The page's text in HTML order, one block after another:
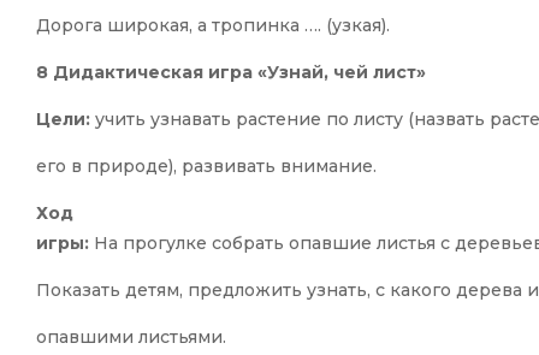
Дорога широкая, а тропинка …. (узкая).
8 Дидактическая игра «Узнай, чей лист»
Цели: учить узнавать растение по листу (назвать
его в природе), развивать внимание.
Ход
игры: На прогулке собрать опавшие листья с
Показать детям, предложить узнать, с какого дерева
опавшими листьями.